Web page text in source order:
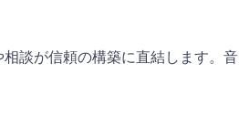
談が信頼の構築に直結します。音